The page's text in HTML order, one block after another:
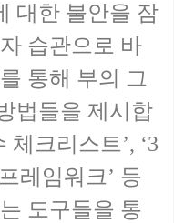
대한 불안을 잠
습관으로 바
통해 부의 그
법들을 제시합
체크리스트’, ‘3
레임워크’ 등
도구들을 통